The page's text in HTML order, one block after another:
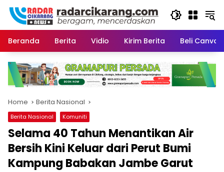
Skip
content
Beranda
Berita Vidio Kirim Berita Beli
Home Berita Nasional
Berita Nasional Komuniti
Selama 40 Tahun Menantikan Air
Bersih Kini Keluar dari Perut Bumi
Kampung Babakan Jambe Garut